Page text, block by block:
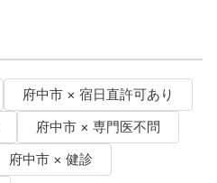
府中市 × 宿日直許可あり
府中市 × 専門医不問
府中市 × 健診